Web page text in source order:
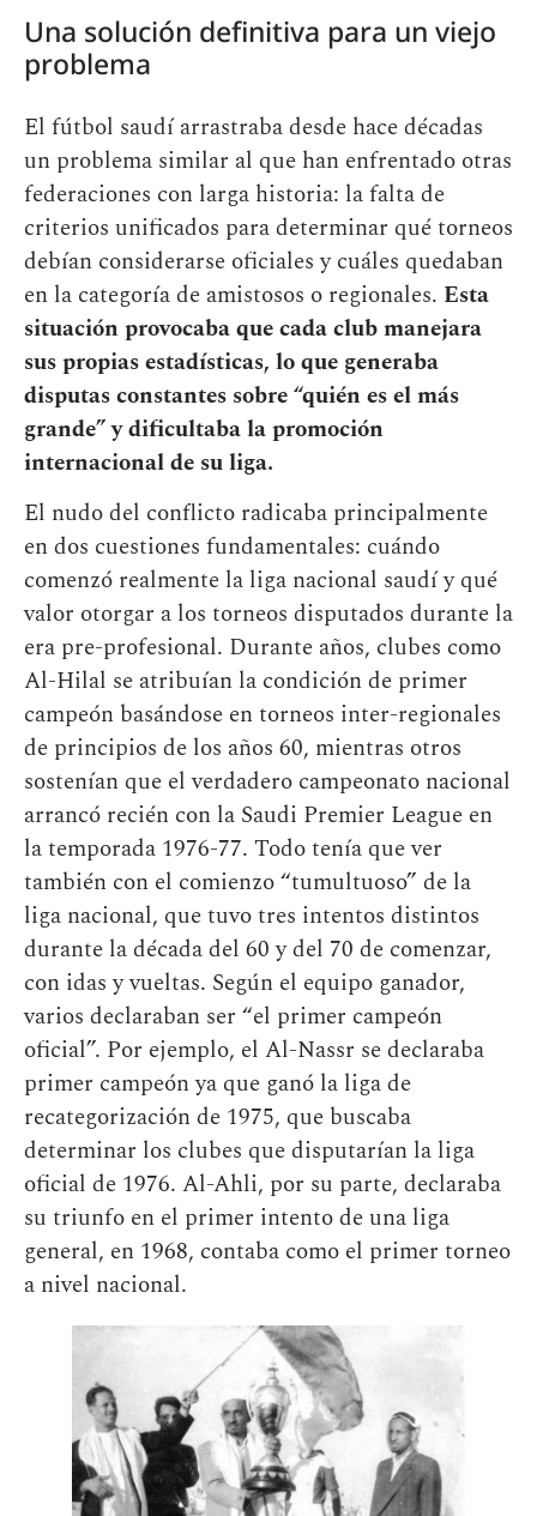
Una solución definitiva para un viejo
problema
El fútbol saudí arrastraba desde hace décadas
un problema similar al que han enfrentado otras
federaciones con larga historia: la falta de
criterios unificados para determinar qué torneos
debían considerarse oficiales y cuáles quedaban
en la categoría de amistosos o regionales. Esta
situación provocaba que cada club manejara
sus propias estadísticas, lo que generaba
disputas constantes sobre “quién es el más
grande” y dificultaba la promoción
internacional de su liga.
El nudo del conflicto radicaba principalmente
en dos cuestiones fundamentales: cuándo
comenzó realmente la liga nacional saudí y qué
valor otorgar a los torneos disputados durante la
era pre-profesional. Durante años, clubes como
Al-Hilal se atribuían la condición de primer
campeón basándose en torneos inter-regionales
de principios de los años 60, mientras otros
sostenían que el verdadero campeonato nacional
arrancó recién con la Saudi Premier League en
la temporada 1976-77. Todo tenía que ver
también con el comienzo “tumultuoso” de la
liga nacional, que tuvo tres intentos distintos
durante la década del 60 y del 70 de comenzar,
con idas y vueltas. Según el equipo ganador,
varios declaraban ser “el primer campeón
oficial”. Por ejemplo, el Al-Nassr se declaraba
primer campeón ya que ganó la liga de
recategorización de 1975, que buscaba
determinar los clubes que disputarían la liga
oficial de 1976. Al-Ahli, por su parte, declaraba
su triunfo en el primer intento de una liga
general, en 1968, contaba como el primer torneo
a nivel nacional.